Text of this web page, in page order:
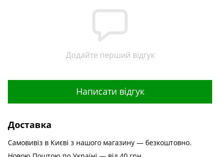
Додайте перший відгук
Написати відгук
Доставка
Самовивіз в Києві з нашого магазину — безкоштовно.